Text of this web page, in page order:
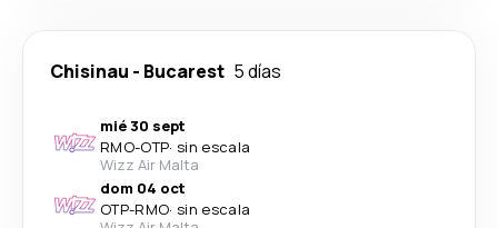
Chisinau - Bucarest 5 días
mié 30 sept
RMO-OTP· sin escala
Wizz Air Malta
dom 04 oct
OTP-RMO· sin escala